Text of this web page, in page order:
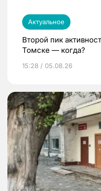
Актуальное
Второй пик
Томске — когда?
15:28 / 05.08.26